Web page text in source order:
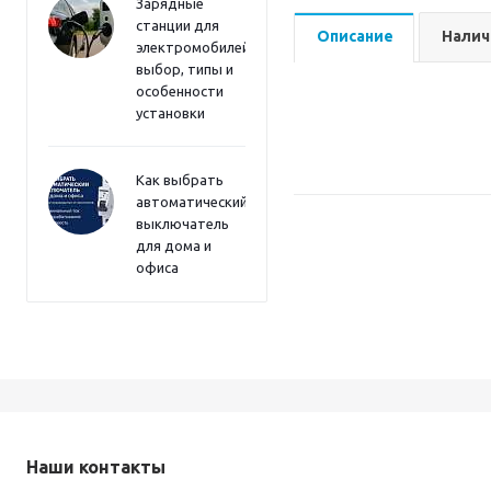
Зарядные
станции для
электромобилей:
выбор, типы и
особенности
установки
Как выбрать
автоматический
выключатель
для дома и
офиса
Описание
Наши контакты